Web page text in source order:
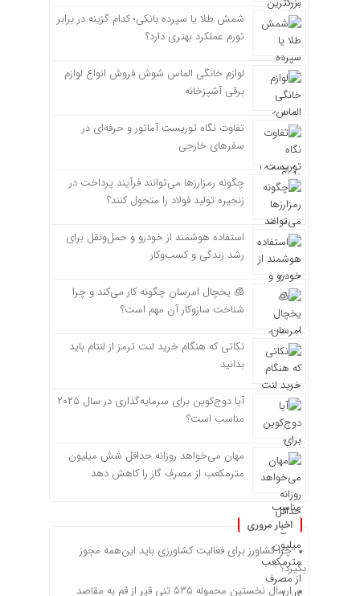
شمش طلا یا سپرده بانکی؛ کدام گزینه در برابر
تورم عملکرد بهتری دارد؟
لوازم خانگی الماس شوش فروش انواع لوازم
برقی آشپزخانه
تفاوت نگاه توریست آماتور و حرفه‌ای در
سفرهای خارجی
چگونه رمزارزها می‌توانند فرآیند پرداخت در
زنجیره تولید فولاد را متحول کنند؟
استفاده هوشمند از خودرو و حمل‌ونقل برای
رشد زندگی و کسب‌وکار
🧊 یخچال امرسان چگونه کار می‌کند و چرا
شناخت سازوکار آن مهم است؟
نکاتی که هنگام خرید لنت ترمز از لنتام باید
بدانید
آیا دوج‌کوین برای سرمایه‌گذاری در سال ۲۰۲۵
مناسب است؟
مهان می‌خواهد روزانه حداقل شش میلیون
مترمکعب از مصرف گاز را کاهش دهد
اخبار مروری
چرا کشاورز برای فعالیت کشاورزی باید این‌همه مجوز
بگیرد؟
ارسال نخستین محموله ۵۳۵ تنی قیر از قم به مقاصد